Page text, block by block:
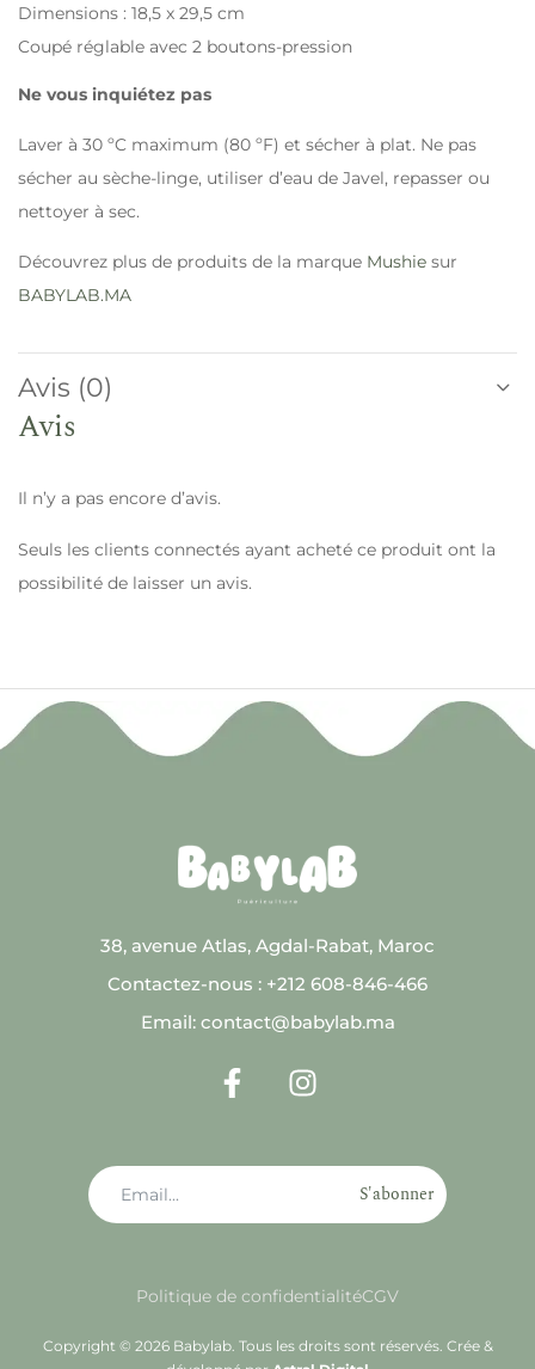
Dimensions : 18,5 x 29,5 cm
Coupé réglable avec 2 boutons-pression
Ne vous inquiétez pas
Laver à 30 ºC maximum (80 ºF) et sécher à plat. Ne pas
sécher au sèche-linge, utiliser d’eau de Javel, repasser ou
nettoyer à sec.
Découvrez plus de produits de la marque Mushie sur
BABYLAB.MA
Avis (0)
Avis
Il n’y a pas encore d’avis.
Seuls les clients connectés ayant acheté ce produit ont la
possibilité de laisser un avis.
38, avenue Atlas, Agdal-Rabat, Maroc
Contactez-nous : +212 608-846-466
Email: contact@babylab.ma
S'abonner
Politique de confidentialitéCGV
Copyright © 2026 Babylab. Tous les droits sont réservés. Crée &